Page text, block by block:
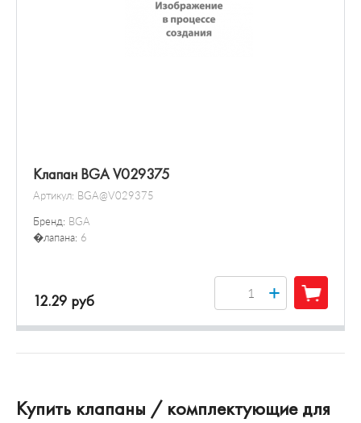
Клапан BGA V029375
Артикул: BGA@V029375
Бренд: BGA
�лапана: 6
12.29 руб +
Купить клапаны / комплектующие для